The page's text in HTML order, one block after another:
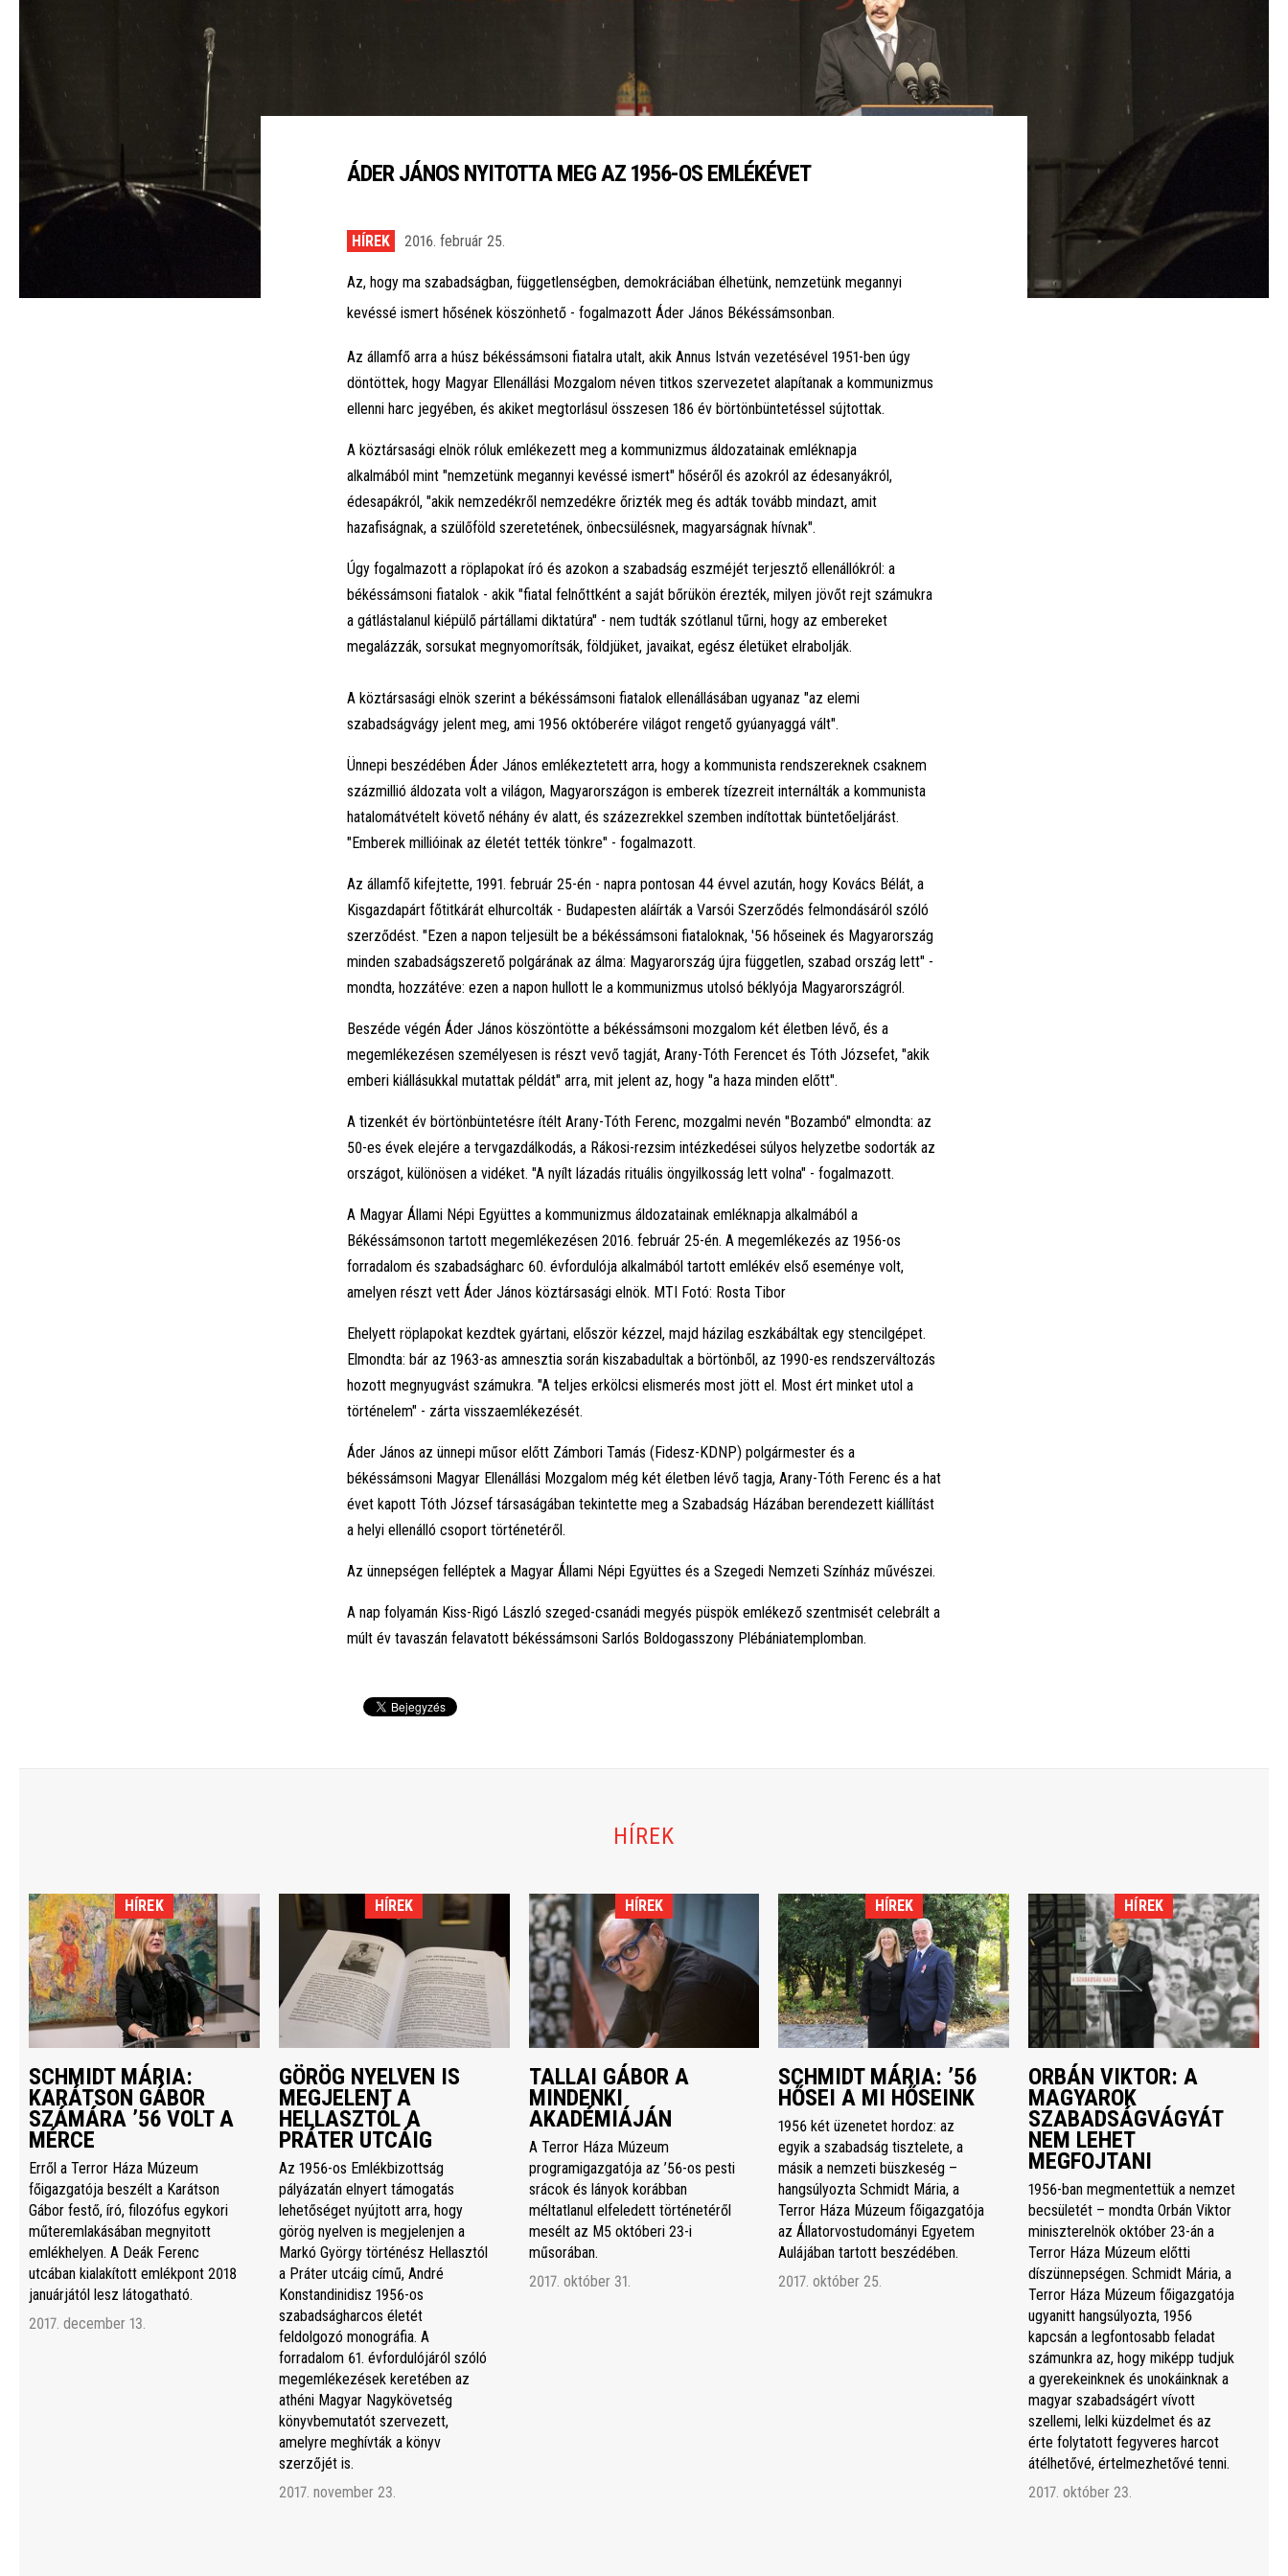
ÁDER JÁNOS NYITOTTA MEG AZ 1956-OS EMLÉKÉVET
HÍREK 2016. február 25.
Az, hogy ma szabadságban, függetlenségben, demokráciában élhetünk, nemzetünk megannyi
kevéssé ismert hősének köszönhető - fogalmazott Áder János Békéssámsonban.
Az államfő arra a húsz békéssámsoni fiatalra utalt, akik Annus István vezetésével 1951-ben úgy
döntöttek, hogy Magyar Ellenállási Mozgalom néven titkos szervezetet alapítanak a kommunizmus
ellenni harc jegyében, és akiket megtorlásul összesen 186 év börtönbüntetéssel sújtottak.
A köztársasági elnök róluk emlékezett meg a kommunizmus áldozatainak emléknapja
alkalmából mint "nemzetünk megannyi kevéssé ismert" hőséről és azokról az édesanyákról,
édesapákról, "akik nemzedékről nemzedékre őrizték meg és adták tovább mindazt, amit
hazafiságnak, a szülőföld szeretetének, önbecsülésnek, magyarságnak hívnak".
Úgy fogalmazott a röplapokat író és azokon a szabadság eszméjét terjesztő ellenállókról: a
békéssámsoni fiatalok - akik "fiatal felnőttként a saját bőrükön érezték, milyen jövőt rejt számukra
a gátlástalanul kiépülő pártállami diktatúra" - nem tudták szótlanul tűrni, hogy az embereket
megalázzák, sorsukat megnyomorítsák, földjüket, javaikat, egész életüket elrabolják.
A köztársasági elnök szerint a békéssámsoni fiatalok ellenállásában ugyanaz "az elemi
szabadságvágy jelent meg, ami 1956 októberére világot rengető gyúanyaggá vált".
Ünnepi beszédében Áder János emlékeztetett arra, hogy a kommunista rendszereknek csaknem
százmillió áldozata volt a világon, Magyarországon is emberek tízezreit internálták a kommunista
hatalomátvételt követő néhány év alatt, és százezrekkel szemben indítottak büntetőeljárást.
"Emberek millióinak az életét tették tönkre" - fogalmazott.
Az államfő kifejtette, 1991. február 25-én - napra pontosan 44 évvel azután, hogy Kovács Bélát, a
Kisgazdapárt főtitkárát elhurcolták - Budapesten aláírták a Varsói Szerződés felmondásáról szóló
szerződést. "Ezen a napon teljesült be a békéssámsoni fiataloknak, '56 hőseinek és Magyarország
minden szabadságszerető polgárának az álma: Magyarország újra független, szabad ország lett" -
mondta, hozzátéve: ezen a napon hullott le a kommunizmus utolsó béklyója Magyarországról.
Beszéde végén Áder János köszöntötte a békéssámsoni mozgalom két életben lévő, és a
megemlékezésen személyesen is részt vevő tagját, Arany-Tóth Ferencet és Tóth Józsefet, "akik
emberi kiállásukkal mutattak példát" arra, mit jelent az, hogy "a haza minden előtt".
A tizenkét év börtönbüntetésre ítélt Arany-Tóth Ferenc, mozgalmi nevén "Bozambó" elmondta: az
50-es évek elejére a tervgazdálkodás, a Rákosi-rezsim intézkedései súlyos helyzetbe sodorták az
országot, különösen a vidéket. "A nyílt lázadás rituális öngyilkosság lett volna" - fogalmazott.
A Magyar Állami Népi Együttes a kommunizmus áldozatainak emléknapja alkalmából a
Békéssámsonon tartott megemlékezésen 2016. február 25-én. A megemlékezés az 1956-os
forradalom és szabadságharc 60. évfordulója alkalmából tartott emlékév első eseménye volt,
amelyen részt vett Áder János köztársasági elnök. MTI Fotó: Rosta Tibor
Ehelyett röplapokat kezdtek gyártani, először kézzel, majd házilag eszkábáltak egy stencilgépet.
Elmondta: bár az 1963-as amnesztia során kiszabadultak a börtönből, az 1990-es rendszerváltozás
hozott megnyugvást számukra. "A teljes erkölcsi elismerés most jött el. Most ért minket utol a
történelem" - zárta visszaemlékezését.
Áder János az ünnepi műsor előtt Zámbori Tamás (Fidesz-KDNP) polgármester és a
békéssámsoni Magyar Ellenállási Mozgalom még két életben lévő tagja, Arany-Tóth Ferenc és a hat
évet kapott Tóth József társaságában tekintette meg a Szabadság Házában berendezett kiállítást
a helyi ellenálló csoport történetéről.
Az ünnepségen felléptek a Magyar Állami Népi Együttes és a Szegedi Nemzeti Színház művészei.
A nap folyamán Kiss-Rigó László szeged-csanádi megyés püspök emlékező szentmisét celebrált a
múlt év tavaszán felavatott békéssámsoni Sarlós Boldogasszony Plébániatemplomban.
HÍREK
HÍREK
SCHMIDT MÁRIA:
KARÁTSON GÁBOR
SZÁMÁRA ’56 VOLT A
MÉRCE
Erről a Terror Háza Múzeum
főigazgatója beszélt a Karátson
Gábor festő, író, filozófus egykori
műteremlakásában megnyitott
emlékhelyen. A Deák Ferenc
utcában kialakított emlékpont 2018
januárjától lesz látogatható.
2017. december 13.
HÍREK
GÖRÖG NYELVEN IS
MEGJELENT A
HELLASZTÓL A
PRÁTER UTCÁIG
Az 1956-os Emlékbizottság
pályázatán elnyert támogatás
lehetőséget nyújtott arra, hogy
görög nyelven is megjelenjen a
Markó György történész Hellasztól
a Práter utcáig című, André
Konstandinidisz 1956-os
szabadságharcos életét
feldolgozó monográfia. A
forradalom 61. évfordulójáról szóló
megemlékezések keretében az
athéni Magyar Nagykövetség
könyvbemutatót szervezett,
amelyre meghívták a könyv
szerzőjét is.
2017. november 23.
HÍREK
TALLAI GÁBOR A
MINDENKI
AKADÉMIÁJÁN
A Terror Háza Múzeum
programigazgatója az ’56-os pesti
srácok és lányok korábban
méltatlanul elfeledett történetéről
mesélt az M5 októberi 23-i
műsorában.
2017. október 31.
HÍREK
SCHMIDT MÁRIA: ’56
HŐSEI A MI HŐSEINK
1956 két üzenetet hordoz: az
egyik a szabadság tisztelete, a
másik a nemzeti büszkeség –
hangsúlyozta Schmidt Mária, a
Terror Háza Múzeum főigazgatója
az Állatorvostudományi Egyetem
Aulájában tartott beszédében.
2017. október 25.
HÍREK
ORBÁN VIKTOR: A
MAGYAROK
SZABADSÁGVÁGYÁT
NEM LEHET
MEGFOJTANI
1956-ban megmentettük a nemzet
becsületét – mondta Orbán Viktor
miniszterelnök október 23-án a
Terror Háza Múzeum előtti
díszünnepségen. Schmidt Mária, a
Terror Háza Múzeum főigazgatója
ugyanitt hangsúlyozta, 1956
kapcsán a legfontosabb feladat
számunkra az, hogy miképp tudjuk
a gyerekeinknek és unokáinknak a
magyar szabadságért vívott
szellemi, lelki küzdelmet és az
érte folytatott fegyveres harcot
átélhetővé, értelmezhetővé tenni.
2017. október 23.